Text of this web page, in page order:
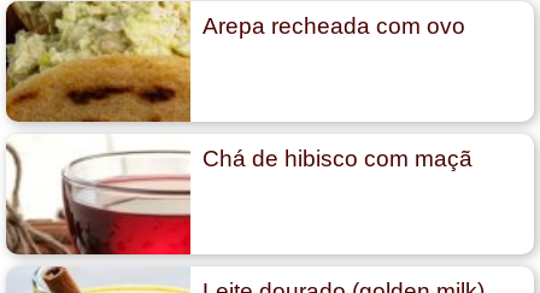
Arepa recheada com ovo
Chá de hibisco com maçã